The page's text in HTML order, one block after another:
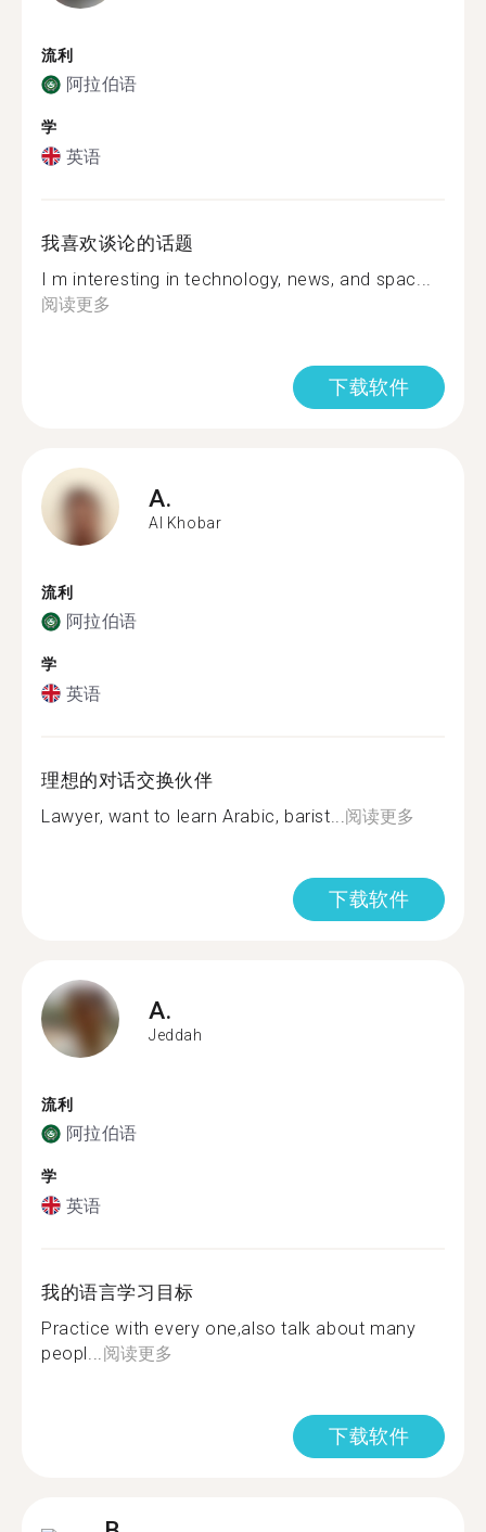
流利
阿拉伯语
学
英语
我喜欢谈论的话题
I m interesting in technology, news, and spac...
阅读更多
下载软件
A.
Al Khobar
流利
阿拉伯语
学
英语
理想的对话交换伙伴
Lawyer, want to learn Arabic, barist... 阅读更多
下载软件
A.
Jeddah
流利
阿拉伯语
学
英语
我的语言学习目标
Practice with every one,also talk about many
peopl... 阅读更多
下载软件